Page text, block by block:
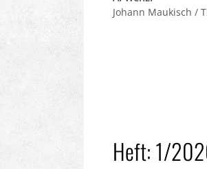
Johann Maukisch /
Heft: 1/